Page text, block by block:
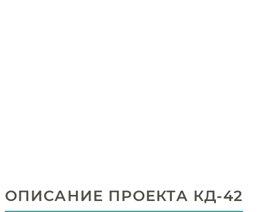
ОПИСАНИЕ ПРОЕКТА КД-42